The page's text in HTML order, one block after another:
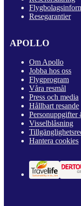
Resegarantier
APOLLO
Om Apollo
Jobba hos oss
Flygprogram
Våra resmål
Press och media
Hållbart resande
Personuppgifter
Visselblåsning
Hantera cookies